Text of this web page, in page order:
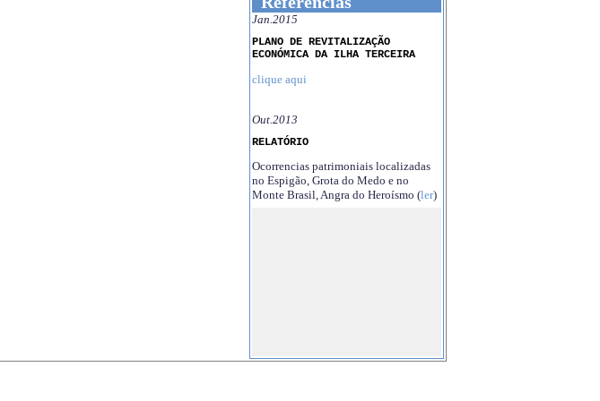
Jan.2015
PLANO DE REVITALIZAÇÃO
ECONÓMICA DA ILHA TERCEIRA
clique aqui
Out.2013
RELATÓRIO
Ocorrencias patrimoniais localizadas
no Espigão, Grota do Medo e no
Monte Brasil, Angra do Heroísmo (ler)